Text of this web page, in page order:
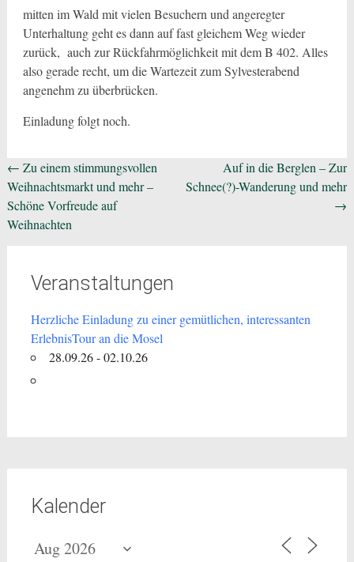
mitten im Wald mit vielen Besuchern und angeregter
Unterhaltung geht es dann auf fast gleichem Weg wieder
zurück, auch zur Rückfahrmöglichkeit mit dem B 402. Alles
also gerade recht, um die Wartezeit zum Sylvesterabend
angenehm zu überbrücken.
Einladung folgt noch.
Beitragsnavigation
← Zu einem stimmungsvollen
Weihnachtsmarkt und mehr –
Schöne Vorfreude auf
Weihnachten
Auf in die Berglen – Zur
Schnee(?)-Wanderung und mehr
→
Veranstaltungen
Herzliche Einladung zu einer gemütlichen, interessanten
ErlebnisTour an die Mosel
28.09.26 - 02.10.26
Kalender